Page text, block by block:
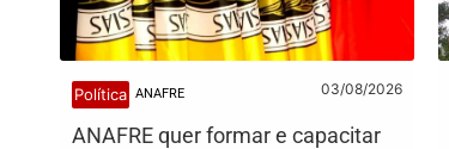
Política ANAFRE 03/08/2026
ANAFRE quer formar e capacitar